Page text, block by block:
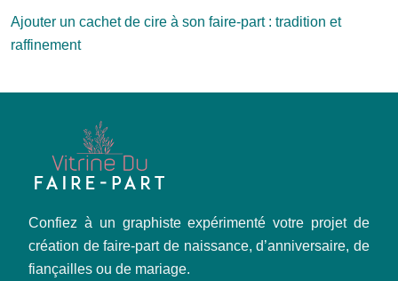
Ajouter un cachet de cire à son faire-part : tradition et
raffinement
Confiez à un graphiste expérimenté votre projet de
création de faire-part de naissance, d’anniversaire, de
fiançailles ou de mariage.